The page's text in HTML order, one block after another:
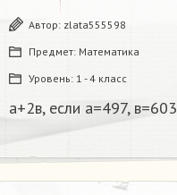
Автор: zlata555598
Предмет: Математика
Уровень: 1 - 4 класс
а+2в, если а=497, в=603​